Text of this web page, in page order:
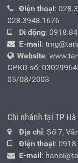
Điện thoại:
028.3948.1676
Di động:
E-mail :
Website:
GPKD số:
05/08/2003
Chi nhánh tại TP Hà
Địa chỉ: Số 7,
Điện thoại:
E-mail :